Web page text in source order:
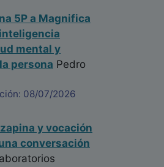
5P a Magnifica
mental y
persona Pedro
08/07/2026
y vocación
conversación